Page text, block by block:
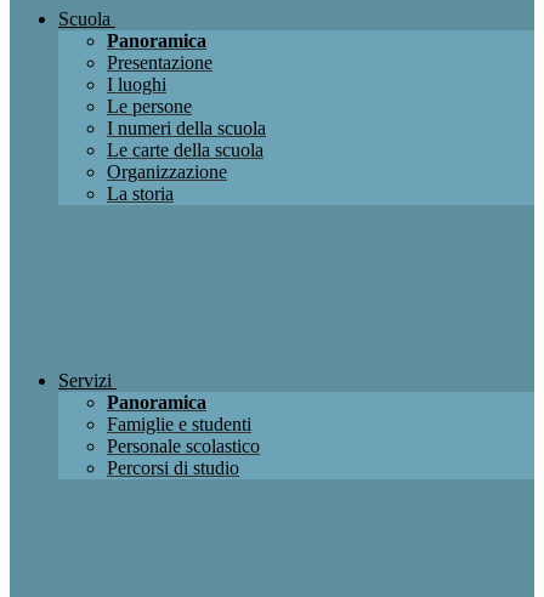
Scuola
Panoramica
Presentazione
I luoghi
Le persone
I numeri della scuola
Le carte della scuola
Organizzazione
La storia
Servizi
Panoramica
Famiglie e studenti
Personale scolastico
Percorsi di studio